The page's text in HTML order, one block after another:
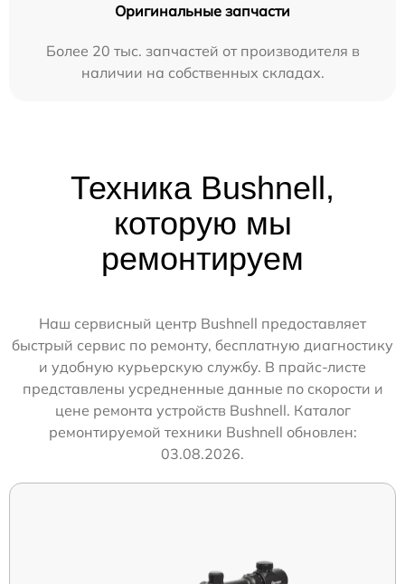
Оригинальные запчасти
Более 20 тыс. запчастей от производителя в
наличии на собственных складах.
Техника Bushnell,
которую мы
ремонтируем
Наш сервисный центр Bushnell предоставляет
быстрый сервис по ремонту, бесплатную диагностику
и удобную курьерскую службу. В прайс-листе
представлены усредненные данные по скорости и
цене ремонта устройств Bushnell. Каталог
ремонтируемой техники Bushnell обновлен:
03.08.2026.